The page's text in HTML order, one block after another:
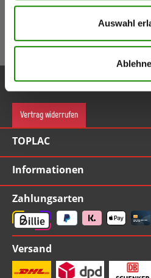
Auswahl
(Inkl. Mwst.)
Gutschein bei Anmeldung (ab
Service-Hotline
Vertrag widerrufen
TOPLAC
Informationen
Zahlungsarten
Versand